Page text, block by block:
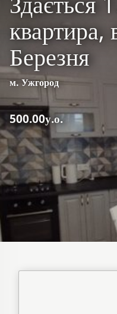
квартира,
Березня
м. Ужгород
500.00у.о.